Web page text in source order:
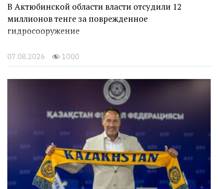
В Актюбинской области власти отсудили 12
миллионов тенге за поврежденное
гидросооружение
07.08.2026 1000